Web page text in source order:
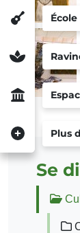
Plus
Se